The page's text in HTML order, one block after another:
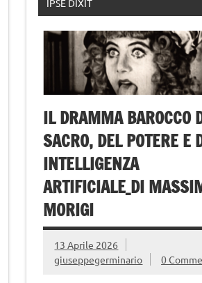
IPSE DIXIT
IL DRAMMA BAROCCO
SACRO, DEL POTERE E
INTELLIGENZA
ARTIFICIALE_DI
MORIGI
13 Aprile 2026
giuseppegerminario
0